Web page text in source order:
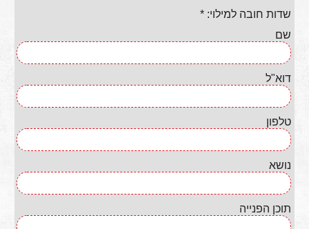
שדות חובה למילוי: *
שם
דוא"ל
טלפון
נושא
תוכן הפנייה